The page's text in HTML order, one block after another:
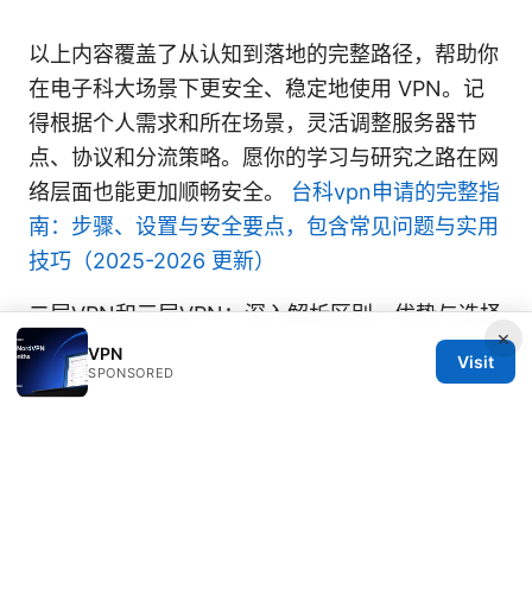
以上内容覆盖了从认知到落地的完整路径，帮助你
在电子科大场景下更安全、稳定地使用 VPN。记
得根据个人需求和所在场景，灵活调整服务器节
点、协议和分流策略。愿你的学习与研究之路在网
络层面也能更加顺畅安全。 台科vpn申请的完整指
南：步骤、设置与安全要点，包含常见问题与实用
技巧（2025-2026 更新）
二层VPN和三层VPN：深入解析区别、优势与选择
指南
×
VPN
SPONSORED
Visit